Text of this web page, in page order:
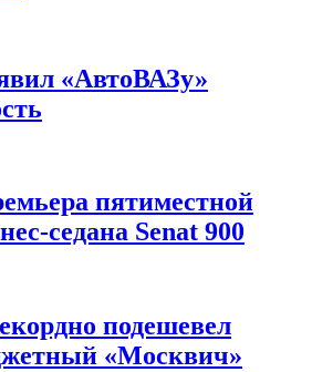
«АвтоВАЗу»
пятиместной
седана Senat 900
подешевел
«Москвич»